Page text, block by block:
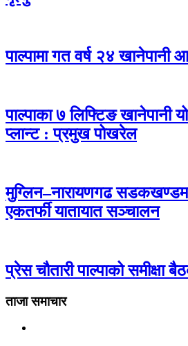
पाल्पामा गत वर्ष २४ खानेपानी
पाल्पाका ७ लिफ्टिङ खानेपानी
प्लान्ट : प्रमुख पोखरेल
मुग्लिन–नारायणगढ
एकतर्फी यातायात सञ्चालन
प्रेस चौतारी पाल्पाको समीक्षा
ताजा समाचार